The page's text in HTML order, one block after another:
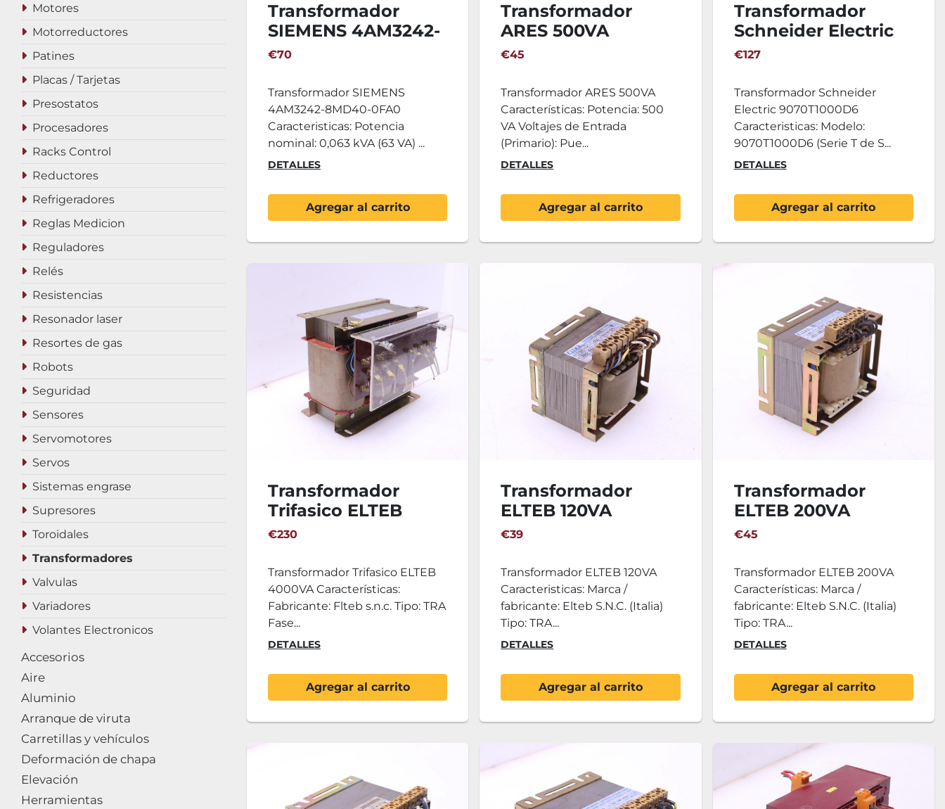
Motores
Motorreductores
Patines
Placas / Tarjetas
Presostatos
Procesadores
Racks Control
Reductores
Refrigeradores
Reglas Medicion
Reguladores
Relés
Resistencias
Resonador laser
Resortes de gas
Robots
Seguridad
Sensores
Servomotores
Servos
Sistemas engrase
Supresores
Toroidales
Transformadores
Valvulas
Variadores
Volantes Electronicos
Accesorios
Aire
Aluminio
Arranque de viruta
Carretillas y vehículos
Deformación de chapa
Elevación
Herramientas
Transformador
SIEMENS 4AM3242-
8MD40-0FA0
€70
Transformador SIEMENS
4AM3242-8MD40-0FA0
Caracteristicas: Potencia
nominal: 0,063 kVA (63 VA) ...
DETALLES
Agregar al carrito
Transformador
ARES 500VA
€45
Transformador ARES 500VA
Características: Potencia: 500
VA Voltajes de Entrada
(Primario): Pue...
DETALLES
Agregar al carrito
Transformador
Schneider Electric
9070T1000D6
€127
Transformador Schneider
Electric 9070T1000D6
Caracteristicas: Modelo:
9070T1000D6 (Serie T de S...
DETALLES
Agregar al carrito
Transformador
Trifasico ELTEB
4000VA
€230
Transformador Trifasico ELTEB
4000VA Características:
Fabricante: Flteb s.n.c. Tipo: TRA
Fase...
DETALLES
Agregar al carrito
Transformador
ELTEB 120VA
€39
Transformador ELTEB 120VA
Caracteristicas: Marca /
fabricante: Elteb S.N.C. (Italia)
Tipo: TRA...
DETALLES
Agregar al carrito
Transformador
ELTEB 200VA
€45
Transformador ELTEB 200VA
Características: Marca /
fabricante: Elteb S.N.C. (Italia)
Tipo: TRA...
DETALLES
Agregar al carrito